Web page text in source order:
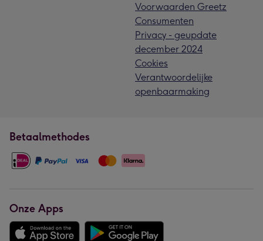
Voorwaarden Greetz
Consumenten
Privacy - geupdate
december 2024
Cookies
Verantwoordelijke
openbaarmaking
Betaalmethodes
Onze Apps